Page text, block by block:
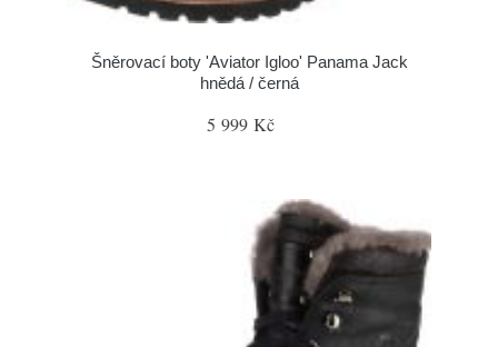
Šněrovací boty 'Aviator Igloo' Panama Jack
hnědá / černá
5 999 Kč